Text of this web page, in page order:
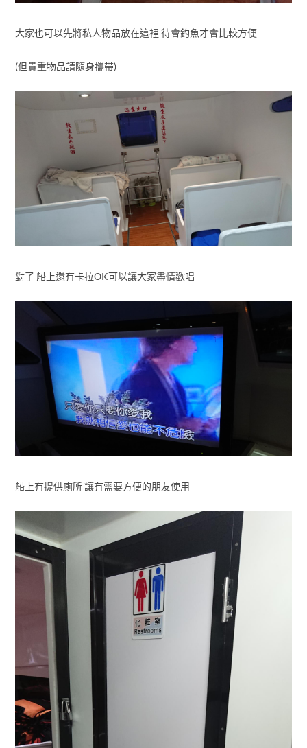
大家也可以先將私人物品放在這裡 待會釣魚才會比較方便
(但貴重物品請隨身攜帶)
對了 船上還有卡拉OK可以讓大家盡情歡唱
船上有提供廁所 讓有需要方便的朋友使用